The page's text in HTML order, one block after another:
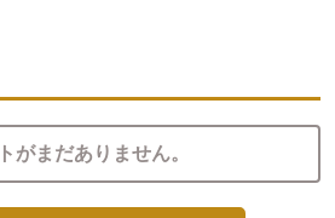
がまだありません。